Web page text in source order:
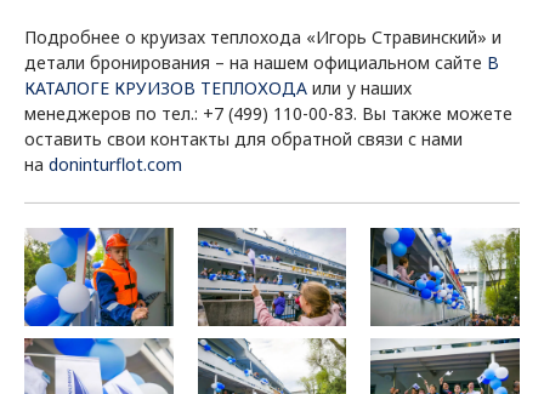
Подробнее о круизах теплохода «Игорь Стравинский» и
детали бронирования – на нашем официальном сайте В
КАТАЛОГЕ КРУИЗОВ ТЕПЛОХОДА или у наших
менеджеров по тел.: +7 (499) 110-00-83. Вы также можете
оставить свои контакты для обратной связи с нами
на doninturflot.com